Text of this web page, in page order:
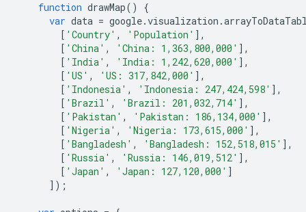
function drawMap()
{
var data = google.visualization .
[ 'Country' , 'Population' ],
[ 'China' , 'China: 1,363,800,000' ],
[ 'India' , 'India: 1,242,620,000' ],
[ 'US' , 'US: 317,842,000' ],
[ 'Indonesia' , 'Indonesia: 247,424,598' ],
[ 'Brazil' , 'Brazil: 201,032,714' ],
[ 'Pakistan' , 'Pakistan: 186,134,000' ],
[ 'Nigeria' , 'Nigeria: 173,615,000' ],
[ 'Bangladesh' , 'Bangladesh: 152,518,015' ],
[ 'Russia' , 'Russia: 146,019,512' ],
[ 'Japan' , 'Japan: 127,120,000' ]
]);